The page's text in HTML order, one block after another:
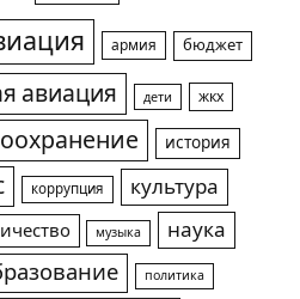
армия бюджет
авиация дети жкх
история
коррупция
культура
музыка
наука
политика